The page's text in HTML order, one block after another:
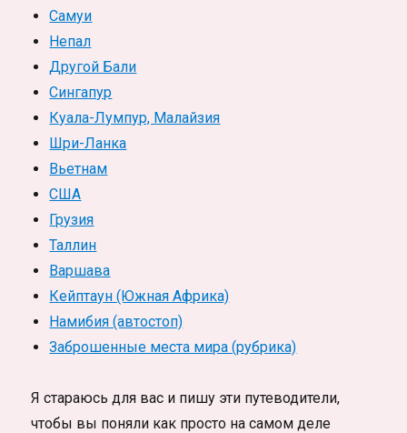
Самуи
Непал
Другой Бали
Сингапур
Куала-Лумпур, Малайзия
Шри-Ланка
Вьетнам
США
Грузия
Таллин
Варшава
Кейптаун (Южная Африка)
Намибия (автостоп)
Заброшенные места мира (рубрика)
Я стараюсь для вас и пишу эти путеводители,
чтобы вы поняли как просто на самом деле